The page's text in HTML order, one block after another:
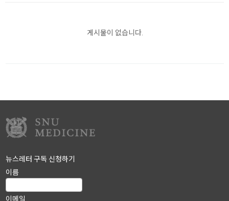
게시물이 없습니다.
뉴스레터 구독 신청하기
이름
이메일